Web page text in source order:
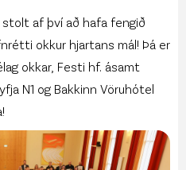
stolt af því að hafa fengið
okkur hjartans mál! Þá er
okkar, Festi hf. ásamt
N1 og Bakkinn Vöruhótel